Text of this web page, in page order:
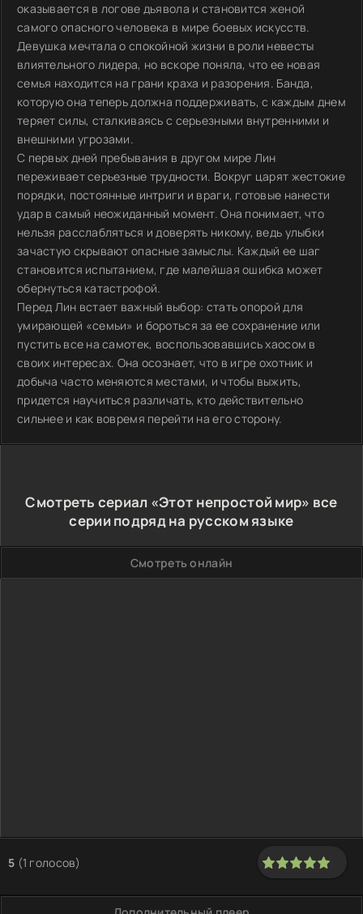
оказывается в логове дьявола и становится женой
самого опасного человека в мире боевых искусств.
Девушка мечтала о спокойной жизни в роли невесты
влиятельного лидера, но вскоре поняла, что ее новая
семья находится на грани краха и разорения. Банда,
которую она теперь должна поддерживать, с каждым днем
теряет силы, сталкиваясь с серьезными внутренними и
внешними угрозами.
С первых дней пребывания в другом мире Лин
переживает серьезные трудности. Вокруг царят жестокие
порядки, постоянные интриги и враги, готовые нанести
удар в самый неожиданный момент. Она понимает, что
нельзя расслабляться и доверять никому, ведь улыбки
зачастую скрывают опасные замыслы. Каждый ее шаг
становится испытанием, где малейшая ошибка может
обернуться катастрофой.
Перед Лин встает важный выбор: стать опорой для
умирающей «семьи» и бороться за ее сохранение или
пустить все на самотек, воспользовавшись хаосом в
своих интересах. Она осознает, что в игре охотник и
добыча часто меняются местами, и чтобы выжить,
придется научиться различать, кто действительно
сильнее и как вовремя перейти на его сторону.
Смотреть сериал «Этот непростой мир» все
серии подряд на русском языке
Смотреть онлайн
5 (1 голосов)